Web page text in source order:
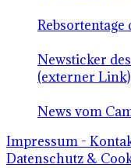
Rebsortentage
Newsticker
(externer Link)
News vom
Impressum -
Datenschutz &